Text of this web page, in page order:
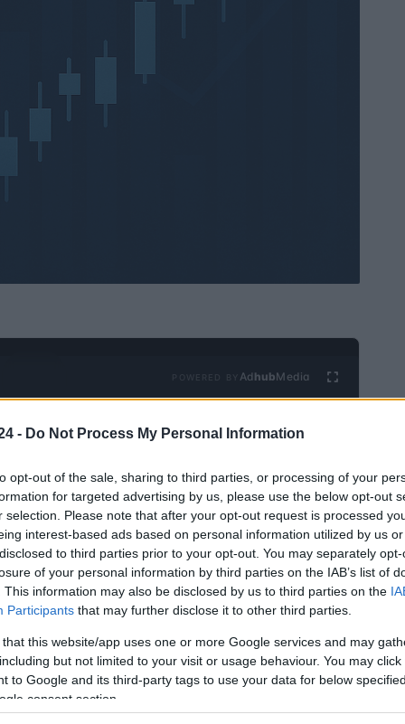
- Do Not Process My Personal Information
opt-out of the sale, sharing to third parties, or processing of your
for targeted advertising by us, please use the below opt-out
selection. Please note that after your opt-out request is processed
interest-based ads based on personal information utilized by us
to third parties prior to your opt-out. You may separately
of your personal information by third parties on the IAB’s list of
This information may also be disclosed by us to third parties on the
Participants that may further disclose it to other third parties.
that this website/app uses one or more Google services and may
but not limited to your visit or usage behaviour. You may
to Google and its third-party tags to use your data for below
consent section.
Ad hubMedia
siendo un pilar clave de nuestra economía? Según
en las ventas del 2,7% y estabilidad en la
de estas cifras que invitan al optimismo, debemos
la mitad de lo que se registró el año pasado. ¿Por
con picos históricos que nos obligan a
para evitar la masificación en ciertos
son los que más gastan.